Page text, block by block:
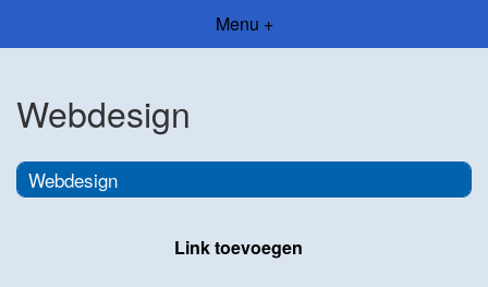
Menu +
Webdesign
Webdesign
Link toevoegen